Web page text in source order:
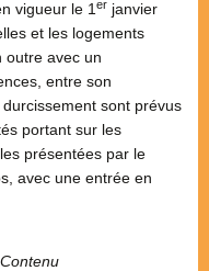
vigueur le 1 er janvier
et les logements
outre avec un
entre son
sont prévus
portant sur les
présentées par le
avec une entrée en